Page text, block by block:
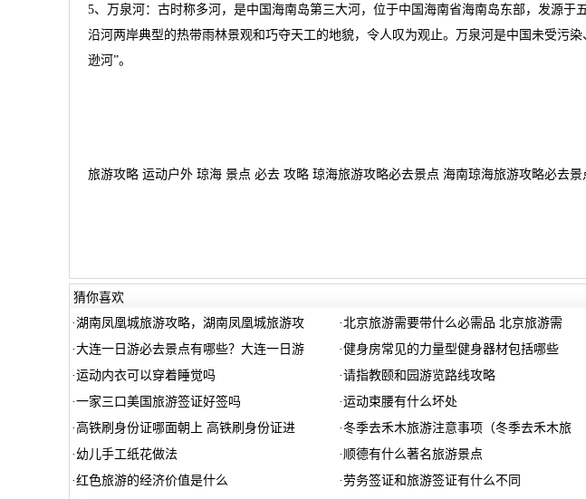
5、万泉河：古时称多河，是中国海南岛第三大河，位于中国海南省海南岛东部，发源于
沿河两岸典型的热带雨林景观和巧夺天工的地貌，令人叹为观止。万泉河是中国未受污
逊河”。
旅游攻略 运动户外 琼海 景点 必去 攻略 琼海旅游攻略必去景点 海南琼海旅游攻略必去景
猜你喜欢
·湖南凤凰城旅游攻略，湖南凤凰城旅游攻 ·北京旅游需要带什么必需品 北京旅游需
·大连一日游必去景点有哪些？大连一日游 ·健身房常见的力量型健身器材包括哪些
·运动内衣可以穿着睡觉吗 ·请指教颐和园游览路线攻略
·一家三口美国旅游签证好签吗 ·运动束腰有什么坏处
· 高铁刷身份证哪面朝上 高铁刷身份证进 ·冬季去禾木旅游注意事项（冬季去禾木旅
·幼儿手工纸花做法 ·顺德有什么著名旅游景点
·红色旅游的经济价值是什么 ·劳务签证和旅游签证有什么不同